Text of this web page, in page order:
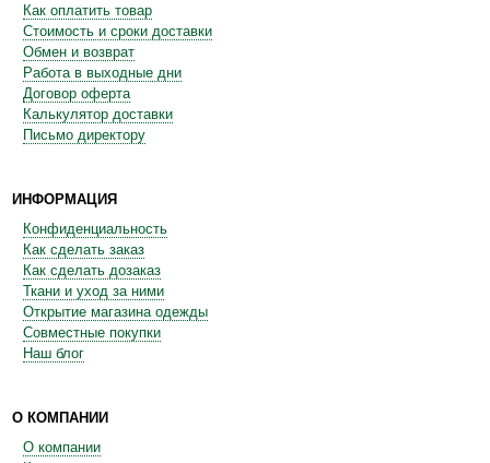
Как оплатить товар
Стоимость и сроки доставки
Обмен и возврат
Работа в выходные дни
Договор оферта
Калькулятор доставки
Письмо директору
ИНФОРМАЦИЯ
Конфиденциальность
Как сделать заказ
Как сделать дозаказ
Ткани и уход за ними
Открытие магазина одежды
Совместные покупки
Наш блог
О КОМПАНИИ
О компании